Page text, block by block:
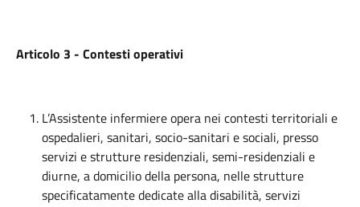
Articolo 3 - Contesti operativi
L’Assistente infermiere opera nei contesti territoriali e
ospedalieri, sanitari, socio-sanitari e sociali, presso
servizi e strutture residenziali, semi-residenziali e
diurne, a domicilio della persona, nelle strutture
specificatamente dedicate alla disabilità, servizi